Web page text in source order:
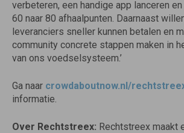
verbeteren, een handige app lanceren
60 naar 80 afhaalpunten. Daarnaast
leveranciers sneller kunnen betalen en
community concrete stappen maken in
van ons voedselsysteem.’
Ga naar crowdaboutnow.nl/
informatie.
Over Rechtstreex: Rechtstreex maakt